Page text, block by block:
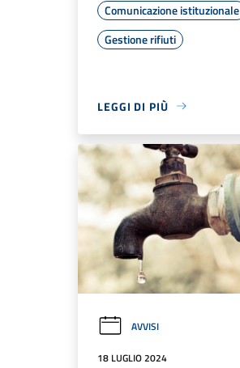
Comunicazione istituzionale
Gestione rifiuti
LEGGI DI PIÙ
AVVISI
18 LUGLIO 2024